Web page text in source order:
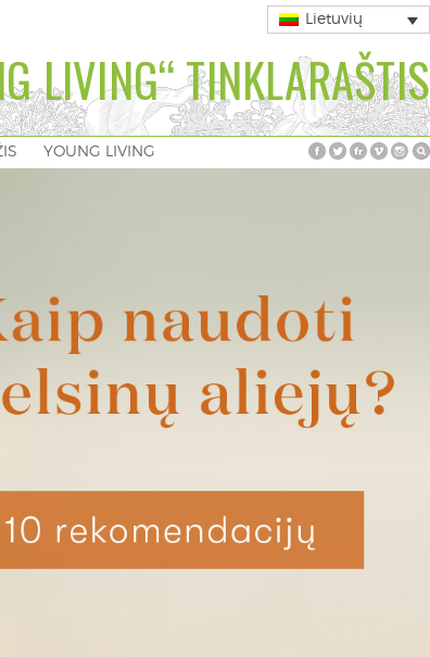
Lietuvių
LIVING“ TINKLARAŠTIS
YOUNG LIVING